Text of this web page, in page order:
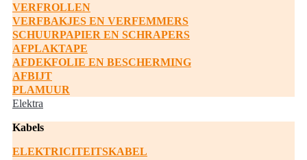
VERFROLLEN
VERFBAKJES EN VERFEMMERS
SCHUURPAPIER EN SCHRAPERS
AFPLAKTAPE
AFDEKFOLIE EN BESCHERMING
AFBIJT
PLAMUUR
Elektra
Kabels
ELEKTRICITEITSKABEL